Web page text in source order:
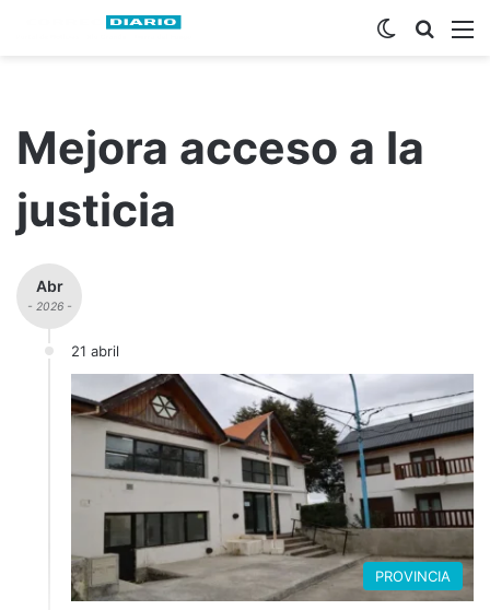
Buscar
Switch skin
Mejora acceso a la
justicia
Abr
- 2026 -
21 abril
PROVINCIA